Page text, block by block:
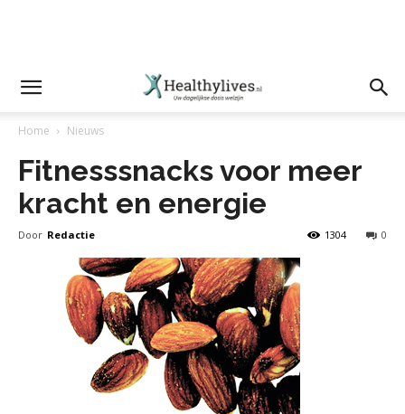
Home Nieuws
Fitnesssnacks voor meer
kracht en energie
Door Redactie 0
1304